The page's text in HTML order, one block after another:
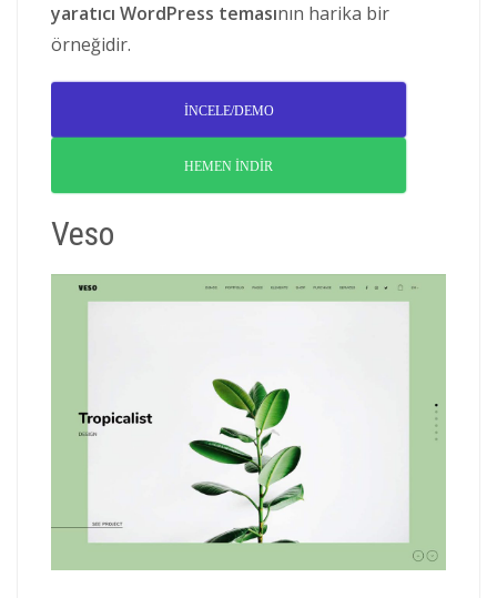
yaratıcı WordPress temasının harika bir
örneğidir.
İNCELE/DEMO
HEMEN İNDİR
Veso